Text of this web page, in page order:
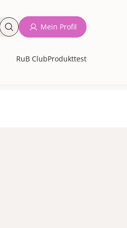
RuB ClubProdukttest
Mein Profil